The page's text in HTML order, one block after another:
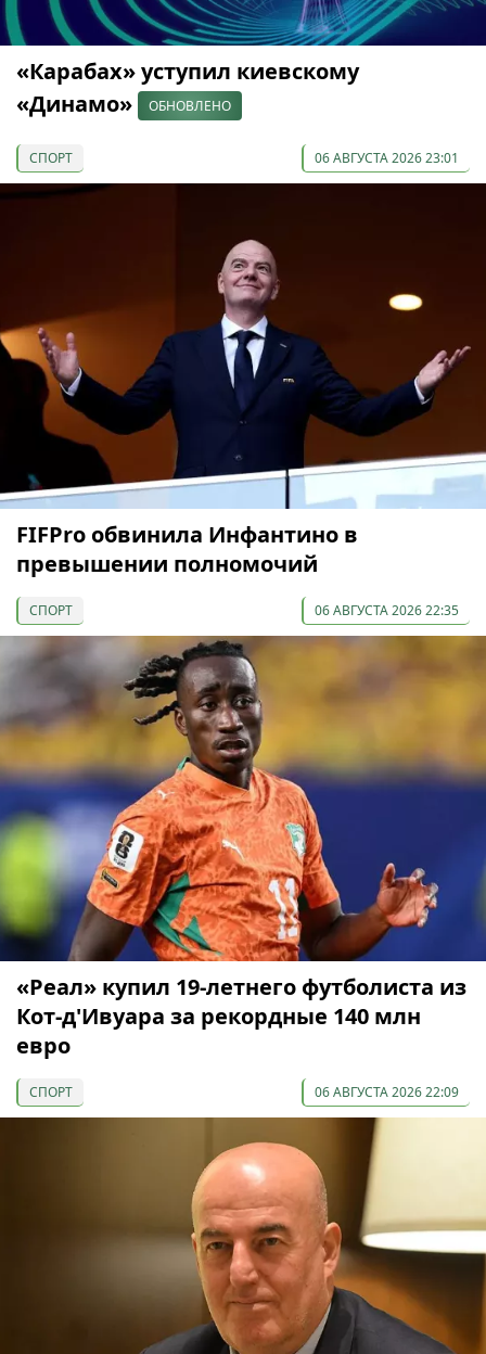
«Карабах» уступил киевскому
«Динамо»
ОБНОВЛЕНО
СПОРТ 06 АВГУСТА 2026 23:01
FIFPro обвинила Инфантино в
превышении полномочий
СПОРТ 06 АВГУСТА 2026 22:35
«Реал» купил 19-летнего футболиста из
Кот-д'Ивуара за рекордные 140 млн
евро
СПОРТ 06 АВГУСТА 2026 22:09